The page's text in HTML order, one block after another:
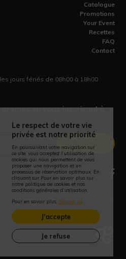
Catalogue
Promotions
Your Event
Recettes
FAQ
Contact
jours fériés de 08h00 à 18h00
promos en vous inscrivant à
Le respect de votre vie
privée est notre priorité
En poursuivant votre navigation sur
ce site, vous acceptez l’utilisation de
cookies qui nous permettent de vous
proposer une navigation et un
processus de réservation optimaux. En
cliquant sur Pour en savoir plus sur
notre politique de cookies et nos
conditions générales d’utilisation,
Pour en savoir plus, cliquez ici
J'accepte
Je refuse